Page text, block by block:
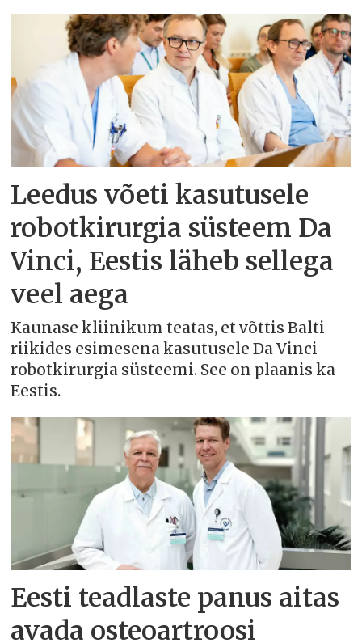
Leedus võeti kasutusele
robotkirurgia süsteem Da
Vinci, Eestis läheb sellega
veel aega
Kaunase kliinikum teatas, et võttis Balti
riikides esimesena kasutusele Da Vinci
robotkirurgia süsteemi. See on plaanis ka
Eestis.
Eesti teadlaste panus aitas
avada osteoartroosi